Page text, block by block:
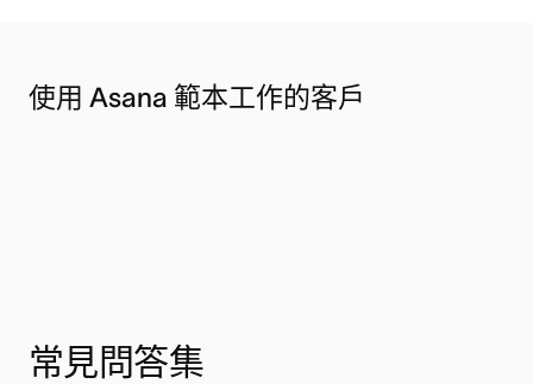
使用 Asana 範本工作的客戶
常見問答集